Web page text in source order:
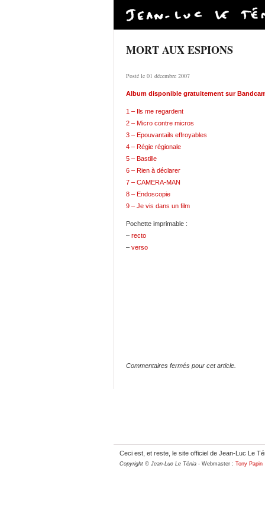
MORT AUX ESPIONS
Posté le 01 décembre 2007
Album disponible gratuitement sur
1 – Ils me regardent
2 – Micro contre micros
3 – Epouvantails effroyables
4 – Régie régionale
5 – Bastille
6 – Rien à déclarer
7 – CAMERA-MAN
8 – Endoscopie
9 – Je vis dans un film
Pochette imprimable :
– recto
– verso
Commentaires fermés pour cet article.
Ceci est, et reste, le site officiel de Jean-Luc Le
Copyright © Jean-Luc Le Ténia - Webmaster : Tony Papin